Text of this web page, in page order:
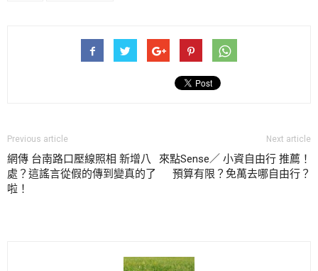
Previous article
網傳 台南路口壓線照相 新增八
處？這謠言從假的傳到變真的了
啦！
Next article
來點Sense／ 小資自由行 推薦！
預算有限？免萬去哪自由行？